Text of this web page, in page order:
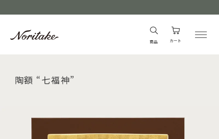
商品 カート
陶額 “七福神”